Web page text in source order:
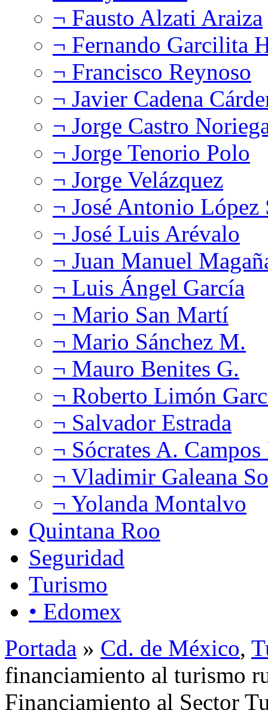
¬ Fausto Alzati Araiza
¬ Fernando Garcilita
¬ Francisco Reynoso
¬ Javier Cadena
¬ Jorge Castro
¬ Jorge Tenorio Polo
¬ Jorge Velázquez
¬ José Antonio López
¬ José Luis Arévalo
¬ Juan Manuel
¬ Luis Ángel García
¬ Mario San Martí
¬ Mario Sánchez M.
¬ Mauro Benites G.
¬ Roberto Limón
¬ Salvador Estrada
¬ Sócrates A.
¬ Vladimir Galeana
¬ Yolanda Montalvo
Quintana Roo
Seguridad
Turismo
• Edomex
Portada » Cd. de México,
financiamiento al turismo
Financiamiento al Sector